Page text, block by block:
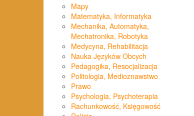
Mapy
Matematyka, Informatyka
Mechanika, Automatyka,
Mechatronika, Robotyka
Medycyna, Rehabilitacja
Nauka Języków Obcych
Pedagogika, Resocjalizacja
Politologia, Medioznawstwo
Prawo
Psychologia, Psychoterapia
Rachunkowość, Księgowość